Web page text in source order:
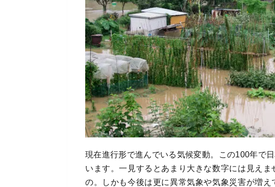
現在進行形で進んでいる気候変動。この100年で
います。一見するとあまり大きな数字には見え
の。しかも今後は更に異常気象や気象災害が増